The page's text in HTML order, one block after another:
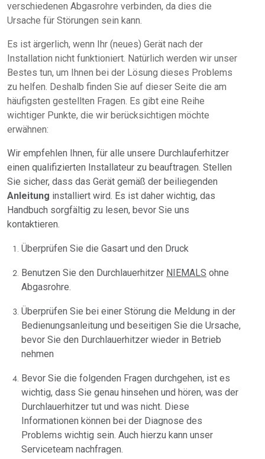
verschiedenen Abgasrohre verbinden, da dies die
Ursache für Störungen sein kann.
Es ist ärgerlich, wenn Ihr (neues) Gerät nach der
Installation nicht funktioniert. Natürlich werden wir unser
Bestes tun, um Ihnen bei der Lösung dieses Problems
zu helfen. Deshalb finden Sie auf dieser Seite die am
häufigsten gestellten Fragen. Es gibt eine Reihe
wichtiger Punkte, die wir berücksichtigen möchte
erwähnen:
Wir empfehlen Ihnen, für alle unsere Durchlauferhitzer
einen qualifizierten Installateur zu beauftragen. Stellen
Sie sicher, dass das Gerät gemäß der beiliegenden
Anleitung installiert wird. Es ist daher wichtig, das
Handbuch sorgfältig zu lesen, bevor Sie uns
kontaktieren.
Überprüfen Sie die Gasart und den Druck
Benutzen Sie den Durchlauerhitzer NIEMALS ohne
Abgasrohre.
Überprüfen Sie bei einer Störung die Meldung in der
Bedienungsanleitung und beseitigen Sie die Ursache,
bevor Sie den Durchlauerhitzer wieder in Betrieb
nehmen
Bevor Sie die folgenden Fragen durchgehen, ist es
wichtig, dass Sie genau hinsehen und hören, was der
Durchlauerhitzer tut und was nicht. Diese
Informationen können bei der Diagnose des
Problems wichtig sein. Auch hierzu kann unser
Serviceteam nachfragen.